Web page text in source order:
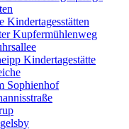
Kindertagesstätten
Kupfermühlenweg
Kindertagestätte
Sophienhof